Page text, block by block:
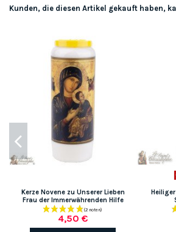
Kunden, die diesen Artikel gekauft haben,
Kerze Novene zu Unserer Lieben
Frau der Immerwährenden Hilfe
4,50 €